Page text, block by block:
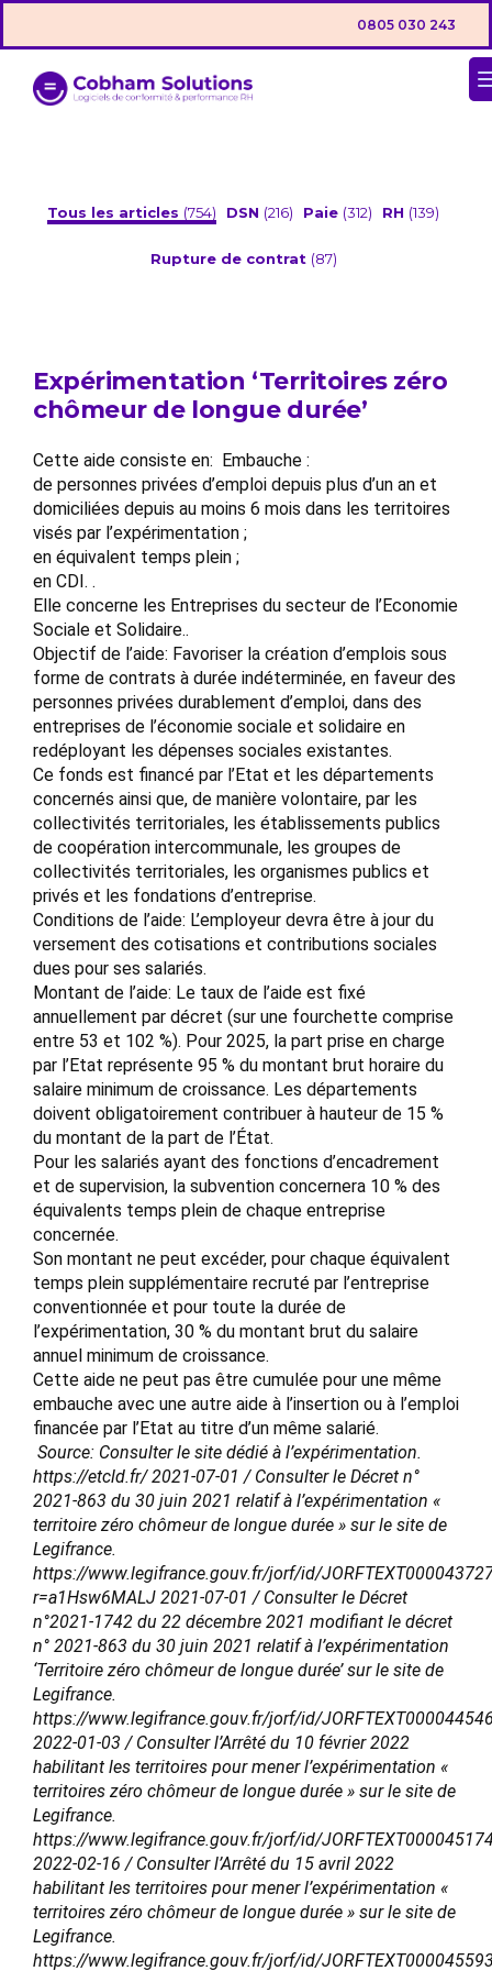
0805 030 243
Tous les articles (754) DSN (216) Paie (312) RH (139)
Rupture de contrat (87)
Expérimentation ‘Territoires zéro
chômeur de longue durée’
Cette aide consiste en: Embauche :
de personnes privées d’emploi depuis plus d’un an et
domiciliées depuis au moins 6 mois dans les territoires
visés par l’expérimentation ;
en équivalent temps plein ;
en CDI. .
Elle concerne les Entreprises du secteur de l’Economie
Sociale et Solidaire..
Objectif de l’aide: Favoriser la création d’emplois sous
forme de contrats à durée indéterminée, en faveur des
personnes privées durablement d’emploi, dans des
entreprises de l’économie sociale et solidaire en
redéployant les dépenses sociales existantes.
Ce fonds est financé par l’Etat et les départements
concernés ainsi que, de manière volontaire, par les
collectivités territoriales, les établissements publics
de coopération intercommunale, les groupes de
collectivités territoriales, les organismes publics et
privés et les fondations d’entreprise.
Conditions de l’aide: L’employeur devra être à jour du
versement des cotisations et contributions sociales
dues pour ses salariés.
Montant de l’aide: Le taux de l’aide est fixé
annuellement par décret (sur une fourchette comprise
entre 53 et 102 %). Pour 2025, la part prise en charge
par l’Etat représente 95 % du montant brut horaire du
salaire minimum de croissance. Les départements
doivent obligatoirement contribuer à hauteur de 15 %
du montant de la part de l’État.
Pour les salariés ayant des fonctions d’encadrement
et de supervision, la subvention concernera 10 % des
équivalents temps plein de chaque entreprise
concernée.
Son montant ne peut excéder, pour chaque équivalent
temps plein supplémentaire recruté par l’entreprise
conventionnée et pour toute la durée de
l’expérimentation, 30 % du montant brut du salaire
annuel minimum de croissance.
Cette aide ne peut pas être cumulée pour une même
embauche avec une autre aide à l’insertion ou à l’emploi
financée par l’Etat au titre d’un même salarié.
Source: Consulter le site dédié à l’expérimentation.
https://etcld.fr/ 2021-07-01 / Consulter le Décret n°
2021-863 du 30 juin 2021 relatif à l’expérimentation «
territoire zéro chômeur de longue durée » sur le site de
Legifrance.
https://www.legifrance.gouv.fr/jorf/id/
r=a1Hsw6MALJ 2021-07-01 / Consulter le Décret
n°2021-1742 du 22 décembre 2021 modifiant le décret
n° 2021-863 du 30 juin 2021 relatif à l’expérimentation
‘Territoire zéro chômeur de longue durée’ sur le site de
Legifrance.
https://www.legifrance.gouv.fr/jorf/id/
2022-01-03 / Consulter l’Arrêté du 10 février 2022
habilitant les territoires pour mener l’expérimentation «
territoires zéro chômeur de longue durée » sur le site de
Legifrance.
https://www.legifrance.gouv.fr/jorf/id/
2022-02-16 / Consulter l’Arrêté du 15 avril 2022
habilitant les territoires pour mener l’expérimentation «
territoires zéro chômeur de longue durée » sur le site de
Legifrance.
https://www.legifrance.gouv.fr/jorf/id/